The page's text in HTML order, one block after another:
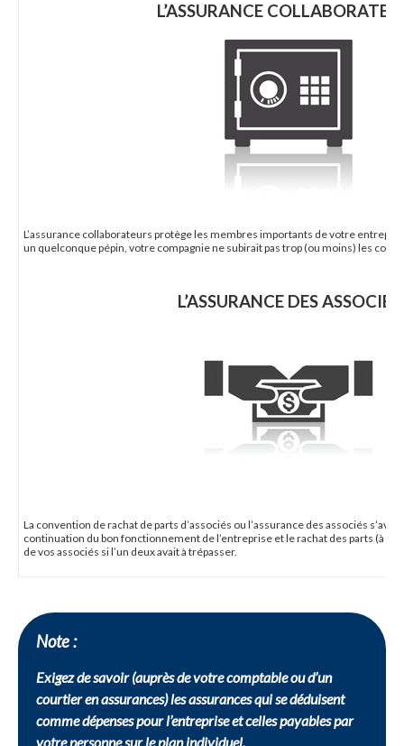
L’ASSURANCE
L’assurance collaborateurs protège les membres importants de votre
un quelconque pépin, votre compagnie ne subirait pas trop (ou moins) les
L’ASSURANCE DES ASSOCIÉS
La convention de rachat de parts d’associés ou l’assurance des associés
continuation du bon fonctionnement de l’entreprise et le rachat des parts (à
de vos associés si l’un deux avait à trépasser.
Note :
Exigez de savoir (auprès de votre comptable ou d’un
courtier en assurances) les assurances qui se déduisent
comme dépenses pour l’entreprise et celles payables par
votre personne sur le plan individuel.